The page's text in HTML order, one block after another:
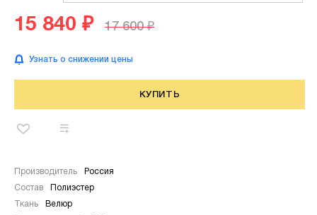
15 840 ₽ 17 600 ₽
Узнать о снижении цены
КУПИТЬ
Производитель Россия
Состав Полиэстер
Ткань Велюр